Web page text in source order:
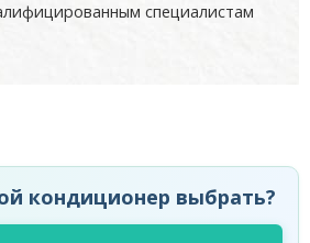
специалистам
кондиционер выбрать?